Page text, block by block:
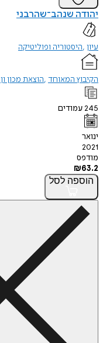
יהודה שנהב־שהרבני
עיון היסטוריה ופוליטיקה
הקיבוץ המאוחד הוצאת מכון
245עמודים
ינואר
2021
מודפס
₪63.2
הוספה לסל